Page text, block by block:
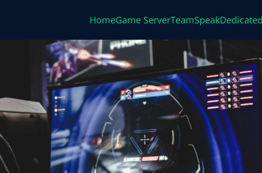
HomeGame ServerTeamSpeak